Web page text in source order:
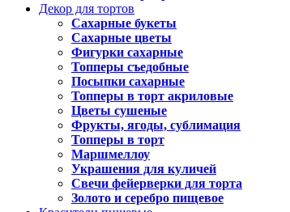
Декор для тортов
Сахарные букеты
Сахарные цветы
Фигурки сахарные
Топперы съедобные
Посыпки сахарные
Топперы в торт акриловые
Цветы сушеные
Фрукты, ягоды, сублимация
Топперы в торт
Маршмеллоу
Украшения для куличей
Свечи фейерверки для торта
Золото и серебро пищевое